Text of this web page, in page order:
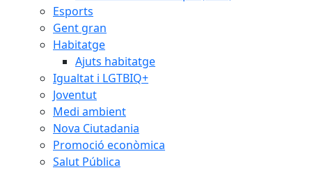
Esports
Gent gran
Habitatge
Ajuts habitatge
Igualtat i LGTBIQ+
Joventut
Medi ambient
Nova Ciutadania
Promoció econòmica
Salut Pública